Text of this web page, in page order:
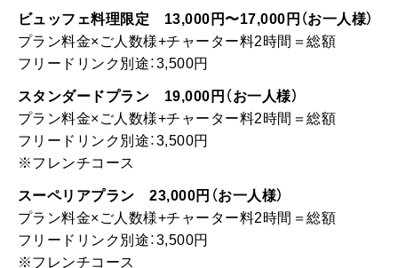
デラックスプラン 27,000円（お一人様）
プラン料金×ご人数様+チャーター料2時間＝総額
フリードリンク別途：3,500円
※フレンチコース
※プラン料金には、乗船料、お料理、消費税、サービス料が含まれていま
運航概要
利用可能人数
レディクリスタル 1隻チャーター
最低保証人数は70名様よりとなります。